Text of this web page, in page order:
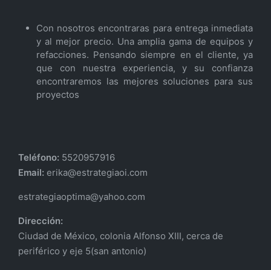
Con nosotros encontraras para entrega inmediata
y al mejor precio. Una amplia gama de equipos y
refacciones. Pensando siempre en el cliente, ya
que con nuestra experiencia, y su confianza
encontraremos las mejores soluciones para sus
proyectos
Teléfono: 5520957916
Email: erika@estrategiaoi.com
estrategiaoptima@yahoo.com
Dirección:
Ciudad de México, colonia Alfonso XIII, cerca de
periférico y eje 5(san antonio)